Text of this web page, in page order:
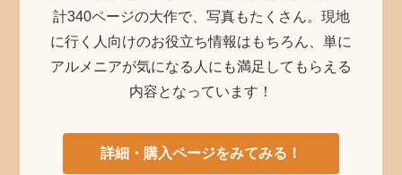
計340ページの大作で、写真もたくさん。現地
に行く人向けのお役立ち情報はもちろん、単に
アルメニアが気になる人にも満足してもらえる
内容となっています！
詳細・購入ページをみてみる！